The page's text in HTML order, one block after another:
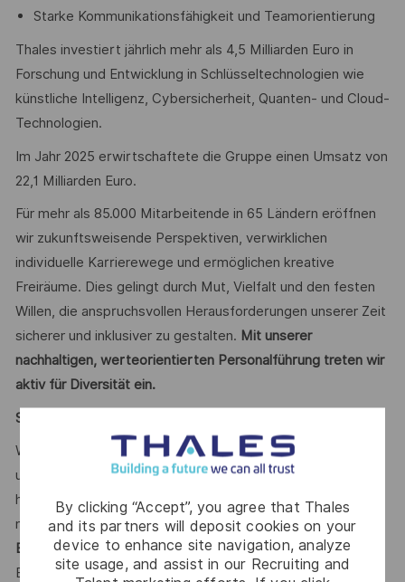
By clicking “Accept”, you agree that Thales
and its partners will deposit cookies on your
device to enhance site navigation, analyze
site usage, and assist in our Recruiting and
Starke Kommunikationsfähigkeit und Teamorientierung
Thales investiert jährlich mehr als 4,5 Milliarden Euro in
Forschung und Entwicklung in Schlüsseltechnologien wie
künstliche Intelligenz, Cybersicherheit, Quanten- und Cloud-
Technologien.
Im Jahr 2025 erwirtschaftete die Gruppe einen Umsatz von
22,1 Milliarden Euro.
Für mehr als 85.000 Mitarbeitende in 65 Ländern eröffnen
wir zukunftsweisende Perspektiven, verwirklichen
individuelle Karrierewege und ermöglichen kreative
Freiräume. Dies gelingt durch Mut, Vielfalt und den festen
Willen, die anspruchsvollen Herausforderungen unserer Zeit
sicherer und inklusiver zu gestalten. Mit unserer
nachhaltigen, werteorientierten Personalführung treten wir
aktiv für Diversität ein.
Say HI* – Ihr Weg zu uns
Wenn die Zeichen der Zeit auf Veränderung stehen, sind
unsere internationalen Teams da, um der Komplexität von
heute mit den branchenführenden Technologien von
morgen zu begegnen. Sind Sie dabei? Ihr Ansprechpartner
Benedikt Petzetfreut sich schon auf Ihre Online-
Bewerbung über unser Karriereportal .